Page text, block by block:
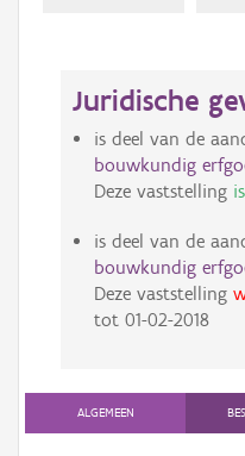
Juridische
is deel van de
bouwkundig
Deze vaststelling
is deel van de
bouwkundig
Deze vaststelling
tot 01-02-2018
ALGEMEEN